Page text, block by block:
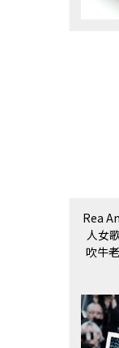
Rea
人女
吹牛